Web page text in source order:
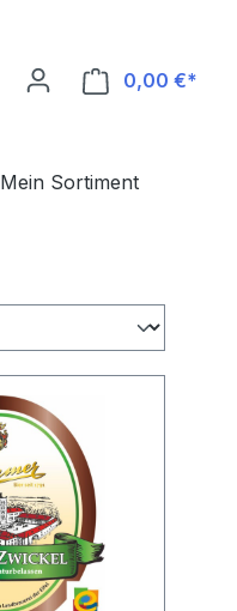
0,00 €*
Mein Sortiment